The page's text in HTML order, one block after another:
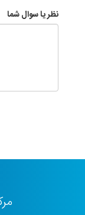
نظر یا سوال شما